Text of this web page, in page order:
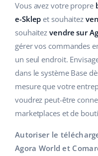
Gestion logistique
Base Connect
L'IA au service du e-
Maison et jardin
Produits pour enfants
Électronique
Pièces automobiles
Supermarché
Santé et beauté
Aide
Académie
Blog
Services
Audit des comptes
Autres
english (US)
english (GB)
english (IN)
čeština
deutsch
español (AR)
Vous avez votre propre
e-Sklep et souhaitez
souhaitezvendre sur
gérer vos commandes
un seul endroit.
dans le système Base
mesure que votre
voudrez peut-être
marketplaces et de
Autoriser le
Agora World et